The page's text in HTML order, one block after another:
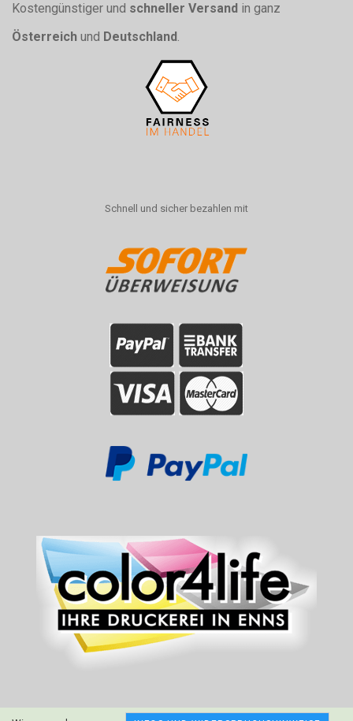
Kostengünstiger und schneller Versand in ganz
Österreich und Deutschland.
Schnell und sicher bezahlen mit